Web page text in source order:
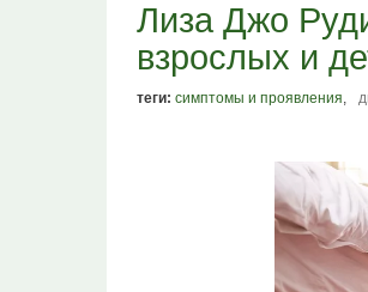
Лиза Джо
взрослых и
теги: симптомы и проявления